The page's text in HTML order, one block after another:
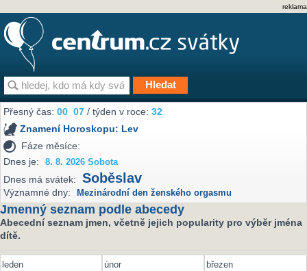
reklama
Přesný čas:00 07 / týden v roce:32
Znamení Horoskopu: Lev
Fáze měsíce:
Dnes je:
8. 8. 2026 Sobota
Dnes má svátek: Soběslav
Významné dny: Mezinárodní den ženského orgasmu
Jmenný seznam podle abecedy
Abecední seznam jmen, včetně jejich popularity pro výběr jména
dítě.
leden únor
březen